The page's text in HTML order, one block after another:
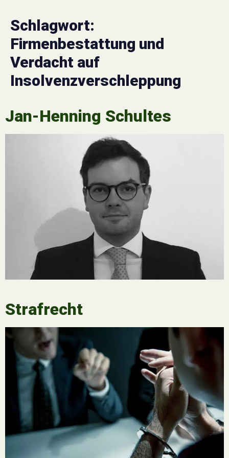
Schlagwort:
Firmenbestattung und
Verdacht auf
Insolvenzverschleppung
Jan-Henning Schultes
Strafrecht